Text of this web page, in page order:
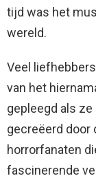
tijd was het
wereld.
Veel
van het
gepleegd als
gecreëerd door
horrorfanaten
fascinerende